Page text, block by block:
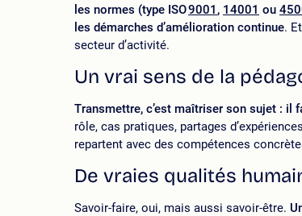
les normes (type ISO9001 , 14001 ou
les démarches d’amélioration continue.
secteur d’activité.
Un vrai sens de la
Transmettre, c’est maîtriser son sujet : il
rôle, cas pratiques, partages
repartent avec des compétences
De vraies qualités
Savoir-faire, oui, mais aussi savoir-être.